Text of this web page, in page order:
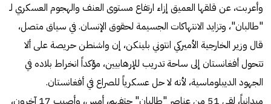
وأعربت، عن قلقها العميق إزاء ارتفاع مستوى العنف والهجوم العسكري لـ
"طالبان"، وتزايد الانتهاكات الجسيمة لحقوق الإنسان. في سياق متصل،
قال وزير الخارجية الأميركي انتوني بلينكن، إن واشنطن حريصة على ألا
تتحول أفغانستان إلى ساحة تدريب للإرهابيين، مؤكداً انخراط بلاده في
الجهود الديبلوماسية، لأنه لا حل عسكرياً للصراع في أفغانستان.
ميدانياً، لقي 51 من عناصر "طالبان" حتفهم، أمس، وأصيب 17 آخرون،